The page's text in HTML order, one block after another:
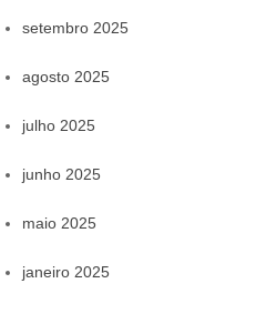
setembro 2025
agosto 2025
julho 2025
junho 2025
maio 2025
janeiro 2025